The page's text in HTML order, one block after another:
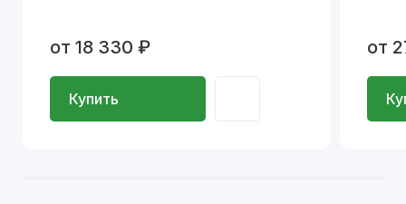
от 18 330 ₽
Купить
от